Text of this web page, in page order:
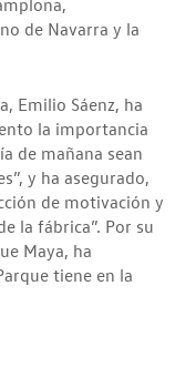
de Navarra y la
Emilio Sáenz, ha
la importancia
de mañana sean
y ha asegurado,
de motivación y
la fábrica”. Por su
Maya, ha
tiene en la